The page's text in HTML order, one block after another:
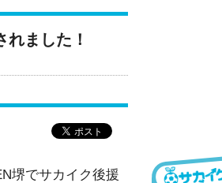
ました！
堺でサカイク後援